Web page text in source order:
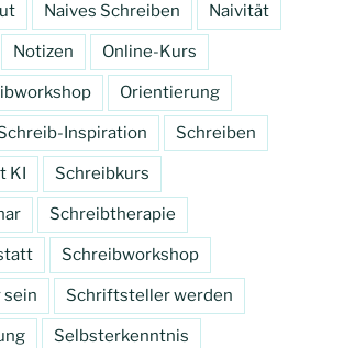
Naives Schreiben Naivität
Notizen Online-Kurs
Orientierung
Inspiration Schreiben
KI Schreibkurs
Schreibtherapie
Schreibworkshop
Schriftsteller werden
Selbsterkenntnis